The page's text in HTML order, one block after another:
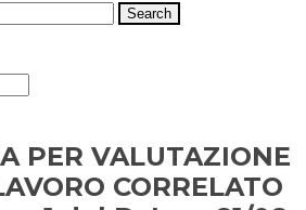
PER VALUTAZIONE
CORRELATO